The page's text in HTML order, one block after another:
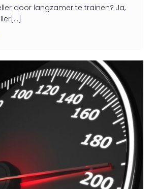
door langzamer te trainen? Ja,